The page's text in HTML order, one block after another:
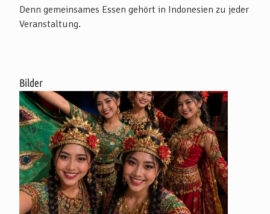
Denn gemeinsames Essen gehört in Indonesien zu jeder
Veranstaltung.
Bilder